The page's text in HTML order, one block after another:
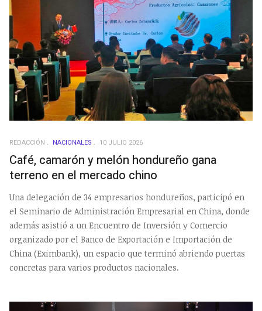
REDACCIÓN NACIONALES 10 JULIO 2026
Café, camarón y melón hondureño gana
terreno en el mercado chino
Una delegación de 34 empresarios hondureños, participó en
el Seminario de Administración Empresarial en China, donde
además asistió a un Encuentro de Inversión y Comercio
organizado por el Banco de Exportación e Importación de
China (Eximbank), un espacio que terminó abriendo puertas
concretas para varios productos nacionales.